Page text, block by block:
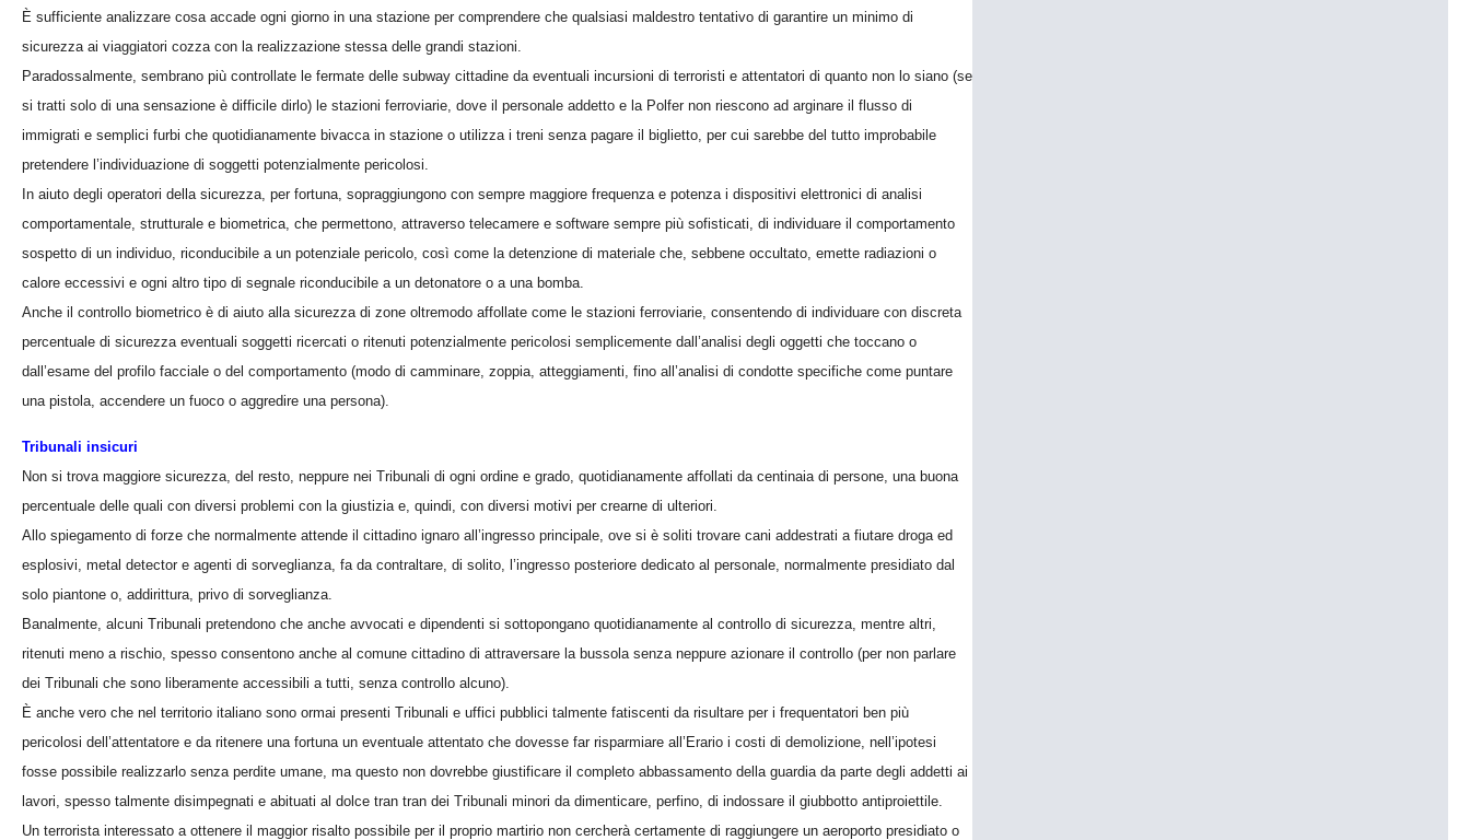
È sufficiente analizzare cosa accade ogni giorno in una stazione per comprendere che qualsiasi maldestro tentativo di garantire un minimo di
sicurezza ai viaggiatori cozza con la realizzazione stessa delle grandi stazioni.
Paradossalmente, sembrano più controllate le fermate delle subway cittadine da eventuali incursioni di terroristi e attentatori di quanto non lo siano (se
si tratti solo di una sensazione è difficile dirlo) le stazioni ferroviarie, dove il personale addetto e la Polfer non riescono ad arginare il flusso di
immigrati e semplici furbi che quotidianamente bivacca in stazione o utilizza i treni senza pagare il biglietto, per cui sarebbe del tutto improbabile
pretendere l’individuazione di soggetti potenzialmente pericolosi.
In aiuto degli operatori della sicurezza, per fortuna, sopraggiungono con sempre maggiore frequenza e potenza i dispositivi elettronici di analisi
comportamentale, strutturale e biometrica, che permettono, attraverso telecamere e software sempre più sofisticati, di individuare il comportamento
sospetto di un individuo, riconducibile a un potenziale pericolo, così come la detenzione di materiale che, sebbene occultato, emette radiazioni o
calore eccessivi e ogni altro tipo di segnale riconducibile a un detonatore o a una bomba.
Anche il controllo biometrico è di aiuto alla sicurezza di zone oltremodo affollate come le stazioni ferroviarie, consentendo di individuare con discreta
percentuale di sicurezza eventuali soggetti ricercati o ritenuti potenzialmente pericolosi semplicemente dall’analisi degli oggetti che toccano o
dall’esame del profilo facciale o del comportamento (modo di camminare, zoppia, atteggiamenti, fino all’analisi di condotte specifiche come puntare
una pistola, accendere un fuoco o aggredire una persona).
Tribunali insicuri
Non si trova maggiore sicurezza, del resto, neppure nei Tribunali di ogni ordine e grado, quotidianamente affollati da centinaia di persone, una buona
percentuale delle quali con diversi problemi con la giustizia e, quindi, con diversi motivi per crearne di ulteriori.
Allo spiegamento di forze che normalmente attende il cittadino ignaro all’ingresso principale, ove si è soliti trovare cani addestrati a fiutare droga ed
esplosivi, metal detector e agenti di sorveglianza, fa da contraltare, di solito, l’ingresso posteriore dedicato al personale, normalmente presidiato dal
solo piantone o, addirittura, privo di sorveglianza.
Banalmente, alcuni Tribunali pretendono che anche avvocati e dipendenti si sottopongano quotidianamente al controllo di sicurezza, mentre altri,
ritenuti meno a rischio, spesso consentono anche al comune cittadino di attraversare la bussola senza neppure azionare il controllo (per non parlare
dei Tribunali che sono liberamente accessibili a tutti, senza controllo alcuno).
È anche vero che nel territorio italiano sono ormai presenti Tribunali e uffici pubblici talmente fatiscenti da risultare per i frequentatori ben più
pericolosi dell’attentatore e da ritenere una fortuna un eventuale attentato che dovesse far risparmiare all’Erario i costi di demolizione, nell’ipotesi
fosse possibile realizzarlo senza perdite umane, ma questo non dovrebbe giustificare il completo abbassamento della guardia da parte degli addetti ai
lavori, spesso talmente disimpegnati e abituati al dolce tran tran dei Tribunali minori da dimenticare, perfino, di indossare il giubbotto antiproiettile.
Un terrorista interessato a ottenere il maggior risalto possibile per il proprio martirio non cercherà certamente di raggiungere un aeroporto presidiato o